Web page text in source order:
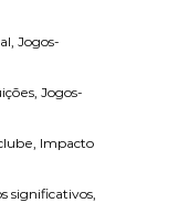
Jogos-
Jogos-
Impacto
significativos,